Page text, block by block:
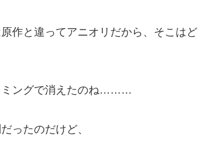
作と違ってアニオリだから、そこはど
ミングで消えたのね………
ったのだけど、